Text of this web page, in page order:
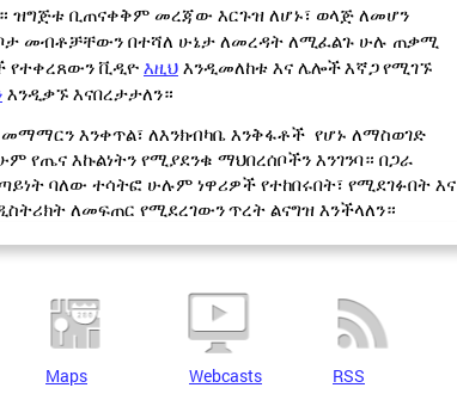
ዝግጅቱ ቢጠናቀቅም መረጃው እርጉዝ ለሆኑ፣ ወላጅ ለመሆን
መብቶቻቸውን በተሻለ ሁኔታ ለመረዳት ለሚፈልጉ ሁሉ ጠቃሚ
የተቀረጸውን ቪዲዮ እዚህ እንዲመለከቱ እና ሌሎችእኛጋየሚገኙ
እንዲቃኙ እናበረታታለን።
መማማርን እንቀጥል፣ ለእንክብካቤ እንቅፋቶች የሆኑ ለማስወገድ
የጤና እኩልነትን የሚያደንቁ ማህበረሰቦችን እንገንባ። በጋራ
ባለው ተሳትፎ ሁሉም ነዋሪዎች የተከበሩበት፣ የሚደገፉበት እና
ለመፍጠር የሚደረገውንጥረት ልናግዝ እንችላለን።
Maps Webcasts RSS